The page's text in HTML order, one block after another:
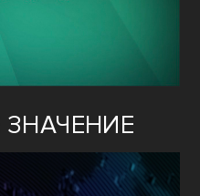
ЗНАЧЕНИЕ